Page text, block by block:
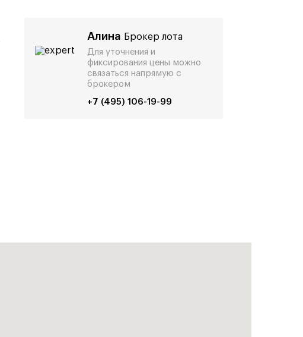
Алина Брокер лота
Для уточнения и
фиксирования цены можно
связаться напрямую с
брокером
+7 (495) 106-19-99